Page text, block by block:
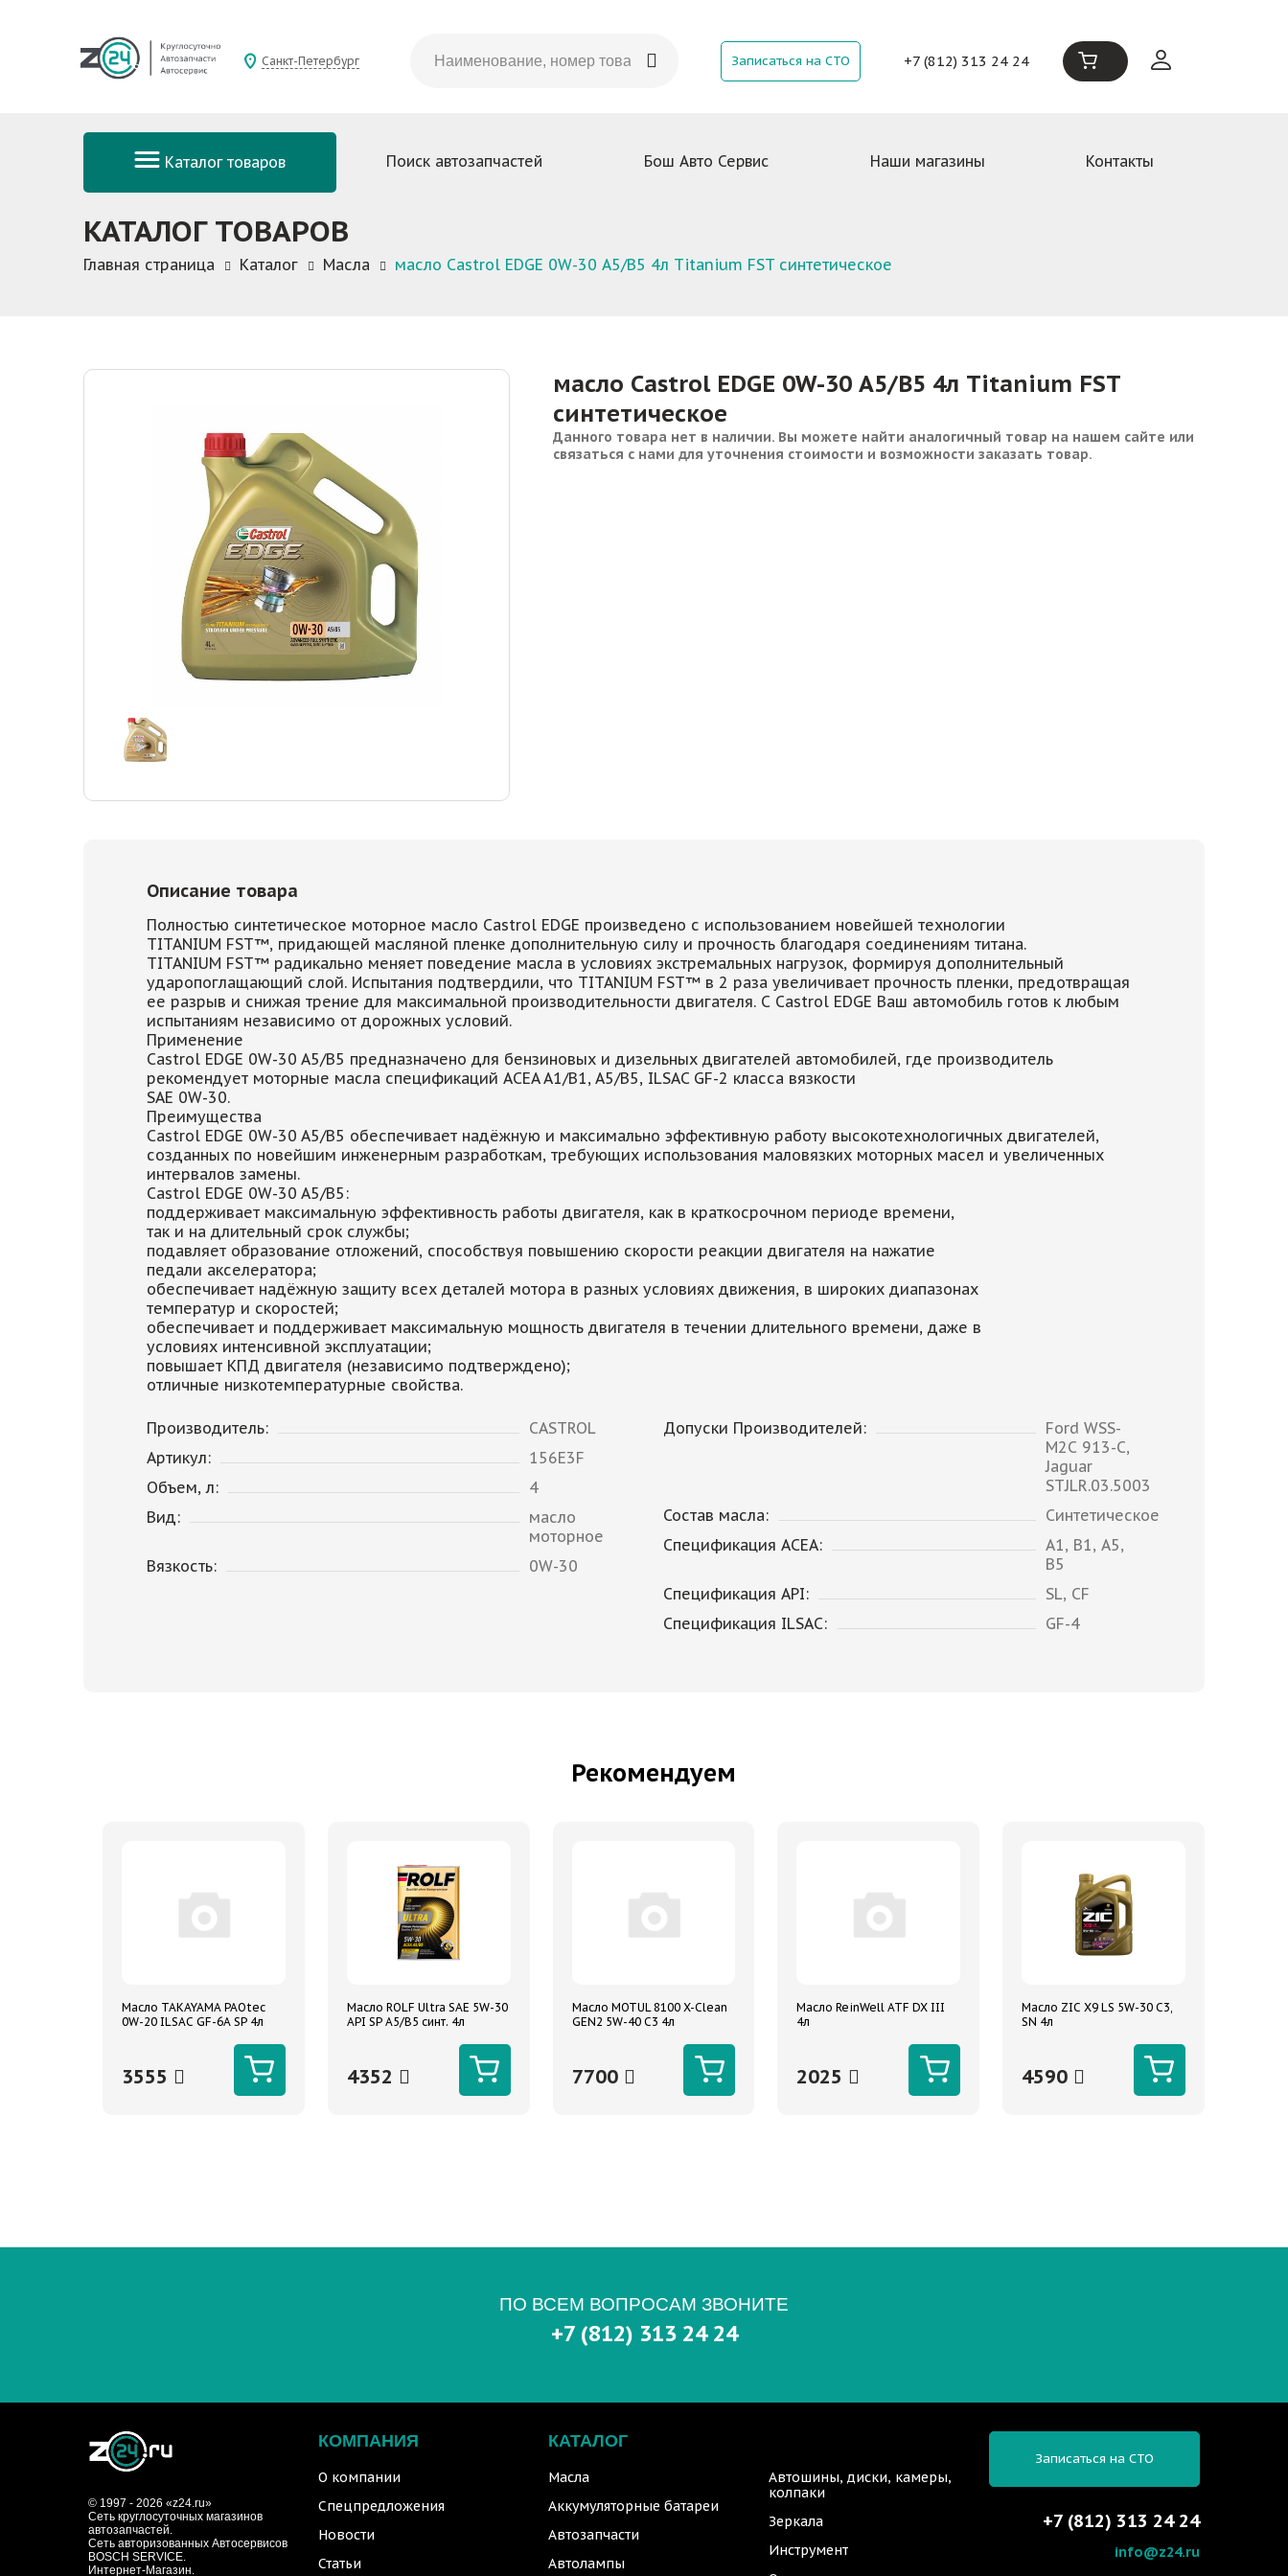
Санкт-Петербург Записаться на СТО +7 (812) 313 24 24
Каталог товаров Поиск автозапчастей Бош Авто Сервис Наши магазины Контакты
КАТАЛОГ ТОВАРОВ
Главная страница Каталог Масла масло Castrol EDGE 0W-30 А5/В5 4л Titanium FST синтетическое
масло Castrol EDGE 0W-30 А5/В5 4л Titanium FST
синтетическое
Данного товара нет в наличии. Вы можете найти аналогичный товар на нашем сайте или
связаться с нами для уточнения стоимости и возможности заказать товар.
Описание товара
Полностью синтетическое моторное масло Castrol EDGE произведено с использованием новейшей технологии
TITANIUM FST™, придающей масляной пленке дополнительную силу и прочность благодаря соединениям титана.
TITANIUM FST™ радикально меняет поведение масла в условиях экстремальных нагрузок, формируя дополнительный
ударопоглащающий слой. Испытания подтвердили, что TITANIUM FST™ в 2 раза увеличивает прочность пленки, предотвращая
ее разрыв и снижая трение для максимальной производительности двигателя. С Castrol EDGE Ваш автомобиль готов к любым
испытаниям независимо от дорожных условий.
Применение
Castrol EDGE 0W-30 A5/B5 предназначено для бензиновых и дизельных двигателей автомобилей, где производитель
рекомендует моторные масла спецификаций ACEA A1/B1, A5/B5, ILSAC GF-2 класса вязкости
SAE 0W-30.
Преимущества
Castrol EDGE 0W-30 A5/B5 обеспечивает надёжную и максимально эффективную работу высокотехнологичных двигателей,
созданных по новейшим инженерным разработкам, требующих использования маловязких моторных масел и увеличенных
интервалов замены.
Castrol EDGE 0W-30 A5/B5:
поддерживает максимальную эффективность работы двигателя, как в краткосрочном периоде времени,
так и на длительный срок службы;
подавляет образование отложений, способствуя повышению скорости реакции двигателя на нажатие
педали акселератора;
обеспечивает надёжную защиту всех деталей мотора в разных условиях движения, в широких диапазонах
температур и скоростей;
обеспечивает и поддерживает максимальную мощность двигателя в течении длительного времени, даже в
условиях интенсивной эксплуатации;
повышает КПД двигателя (независимо подтверждено);
отличные низкотемпературные свойства.
Производитель:
CASTROL
Артикул:
156E3F
Объем, л:
4
Вид:
масло
моторное
Вязкость:
0W-30
Допуски Производителей:
Ford WSS-
M2C 913-C,
Jaguar
STJLR.03.5003
Состав масла:
Синтетическое
Спецификация ACEA:
A1, B1, A5,
B5
Спецификация API:
SL, CF
Спецификация ILSAC:
GF-4
Рекомендуем
Масло TAKAYAMA PAOtec
0W-20 ILSAC GF-6A SP 4л
3555
Масло ROLF Ultra SAE 5W-30
API SP A5/B5 синт. 4л
4352
Масло MOTUL 8100 X-Clean
GEN2 5W-40 C3 4л
7700
Масло ReinWell ATF DX III
4л
2025
Масло ZIC X9 LS 5W-30 C3,
SN 4л
4590
ПО ВСЕМ ВОПРОСАМ ЗВОНИТЕ
+7 (812) 313 24 24
© 1997 - 2026 «z24.ru»
Cеть круглосуточных магазинов
автозапчастей.
Сеть авторизованных Автосервисов
BOSCH SERVICE.
Интернет-Магазин.
КОМПАНИЯ
О компании
Спецпредложения
Новости
Статьи
КАТАЛОГ
Масла
Аккумуляторные батареи
Автозапчасти
Автолампы
Автошины, диски, камеры,
колпаки
Зеркала
Инструмент
Записаться на СТО
+7 (812) 313 24 24
info@z24.ru